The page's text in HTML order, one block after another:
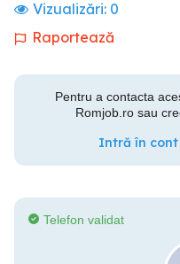
Vizualizări: 0
Raportează
Pentru a contacta
Romjob.ro sau
Intră în
Telefon validat